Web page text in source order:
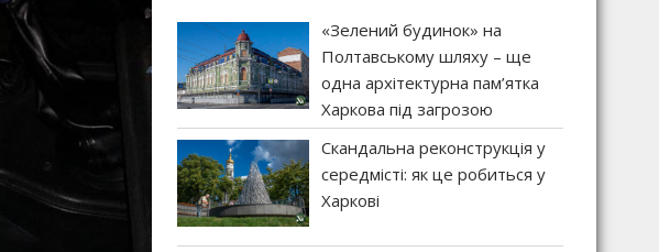
«Зелений будинок» на
Полтавському шляху – ще
одна архітектурна пам’ятка
Харкова під загрозою
Скандальна реконструкція у
середмісті: як це робиться у
Харкові